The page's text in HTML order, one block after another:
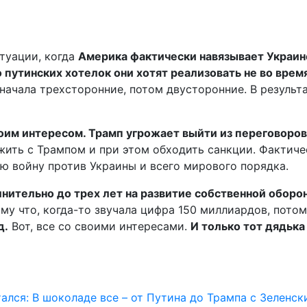
когда Америка фактически навязывает
хотелок они хотят реализовать не во
трехсторонние, потом двусторонние. В
интересом. Трамп угрожает выйти из
с Трампом и при этом обходить санкции.
против Украины и всего мирового порядка.
до трех лет на развитие собственной
что, когда-то звучала цифра 150 миллиардов,
Вот, все со своими интересами. И только тот
В шоколаде все – от Путина до Трампа с